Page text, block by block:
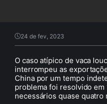
24 de fev, 2023
O caso atípico de vaca
interrompeu as
China por um tempo
problema foi resolvido em
necessários quase quatro